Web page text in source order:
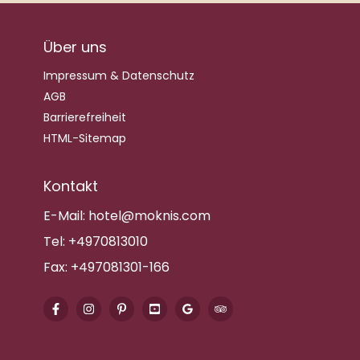
Über uns
Impressum & Datenschutz
AGB
Barrierefreiheit
HTML-Sitemap
Kontakt
E-Mail: hotel@moknis.com
Tel: +4970813010
Fax: +497081301-166